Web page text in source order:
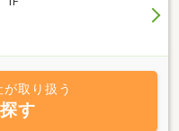
取り扱う
す